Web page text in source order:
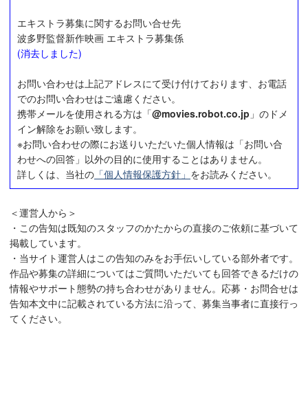
エキストラ募集に関するお問い合せ先
波多野監督新作映画 エキストラ募集係
(消去しました)
お問い合わせは上記アドレスにて受け付けております、お電話
でのお問い合わせはご遠慮ください。
携帯メールを使用される方は「@movies.robot.co.jp 」のドメ
イン解除をお願い致します。
※お問い合わせの際にお送りいただいた個人情報は「お問い合
わせへの回答」以外の目的に使用することはありません。
詳しくは、当社の 「個人情報保護方針」 をお読みください。
＜運営人から＞
・この告知は既知のスタッフのかたからの直接のご依頼に基づいて
掲載しています。
・当サイト運営人はこの告知のみをお手伝いしている部外者です。
作品や募集の詳細についてはご質問いただいても回答できるだけの
情報やサポート態勢の持ち合わせがありません。応募・お問合せは
告知本文中に記載されている方法に沿って、募集当事者に直接行っ
てください。